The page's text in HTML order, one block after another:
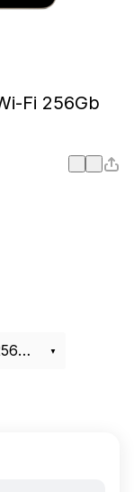
Fi 256Gb
Apple iPad Air 11" (M3 2025) Wi-Fi 256Gb Starlight